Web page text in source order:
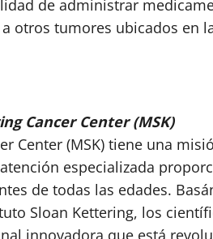
de administrar
otros tumores ubicados en
Cancer Center (MSK)
Center (MSK) tiene una
especializada
de todas las edades.
Sloan Kettering, los